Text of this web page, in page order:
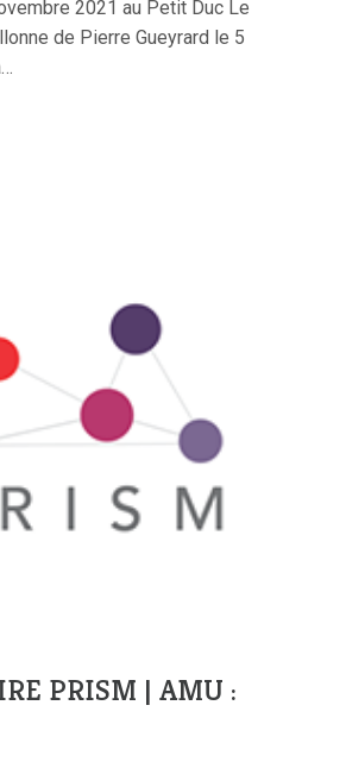
2021 au Petit Duc Le
de Pierre Gueyrard le 5
PRISM | AMU :